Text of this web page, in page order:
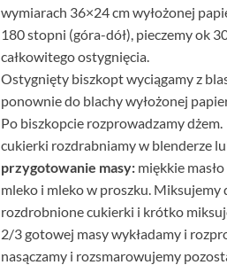
wymiarach 36×24 cm wyłożonej
180 stopni (góra-dół), pieczemy ok
całkowitego ostygnięcia.
Ostygnięty biszkopt wyciągamy z
ponownie do blachy wyłożonej
Po biszkopcie rozprowadzamy dżem.
cukierki rozdrabniamy w blenderze
przygotowanie masy: miękkie
mleko i mleko w proszku. Miksujemy
rozdrobnione cukierki i krótko
2/3 gotowej masy wykładamy i
nasączamy i rozsmarowujemy